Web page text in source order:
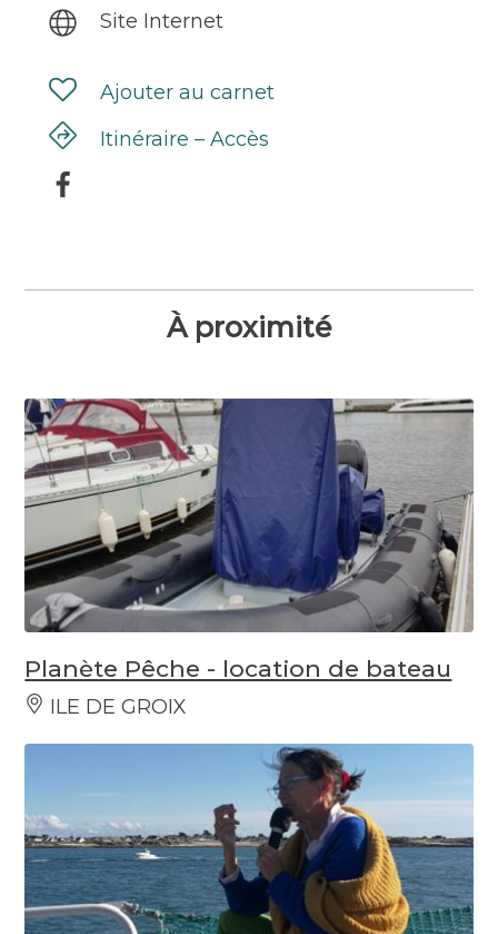
Site Internet
Ajouter au carnet
Itinéraire – Accès
À proximité
Planète Pêche - location de bateau
ILE DE GROIX